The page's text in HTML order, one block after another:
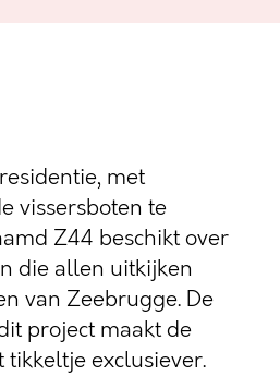
met
vissersboten te
Z44 beschikt over
die allen uitkijken
van Zeebrugge. De
project maakt de
exclusiever.